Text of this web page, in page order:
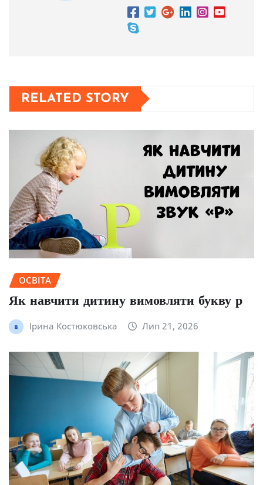
RELATED STORY
ОСВІТА
Як навчити дитину вимовляти букву р
Ірина Костюковська Лип 21, 2026